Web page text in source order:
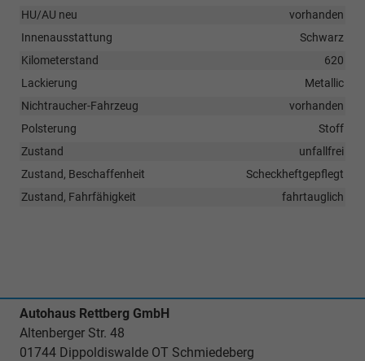
HU/AU neu
vorhanden
Innenausstattung
Schwarz
Kilometerstand
620
Lackierung
Metallic
Nichtraucher-Fahrzeug
vorhanden
Polsterung
Stoff
Zustand
unfallfrei
Zustand, Beschaffenheit
Scheckheftgepflegt
Zustand, Fahrfähigkeit
fahrtauglich
Autohaus Rettberg GmbH
Altenberger Str. 48
01744 Dippoldiswalde OT Schmiedeberg